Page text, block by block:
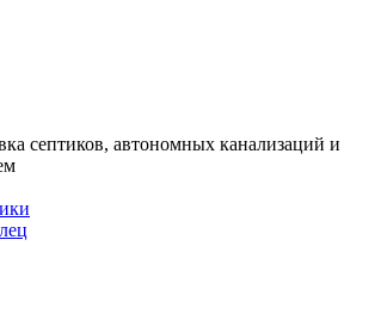
септиков, автономных канализаций и